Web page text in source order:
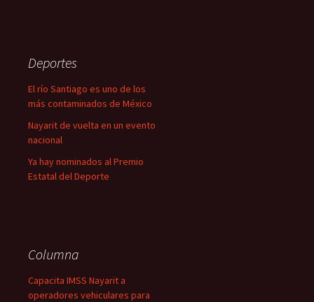
Deportes
El río Santiago es uno de los
más contaminados de México
Nayarit de vuelta en un evento
nacional
Ya hay nominados al Premio
Estatal del Deporte
Columna
Capacita IMSS Nayarit a
operadores vehiculares para